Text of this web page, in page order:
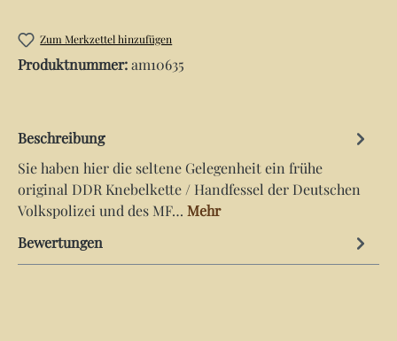
Zum Merkzettel hinzufügen
Produktnummer:am10635
Beschreibung
Sie haben hier die seltene Gelegenheit ein frühe
original DDR Knebelkette / Handfessel der Deutschen
Volkspolizei und des MF… Mehr
Bewertungen